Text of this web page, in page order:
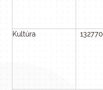
Kultúra
132770